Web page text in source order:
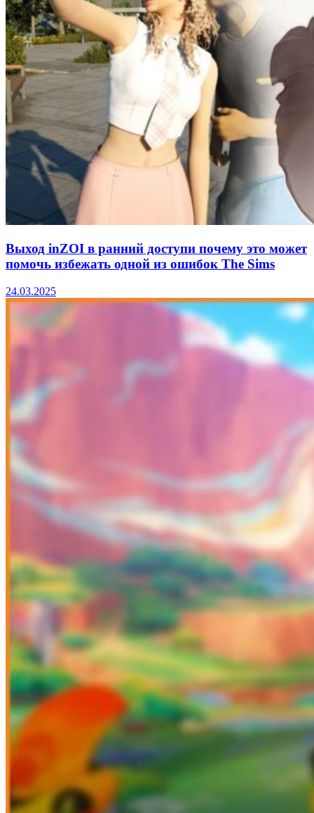
Выход inZOI в ранний доступи почему это может
помочь избежать одной из ошибок The Sims
24.03.2025